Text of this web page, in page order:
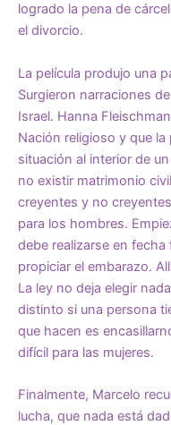
logrado la pena de
el divorcio.
La película produjo una
Surgieron narraciones
Israel. Hanna
Nación religioso y que
situación al interior de
no existir matrimonio
creyentes y no
para los hombres.
debe realizarse en
propiciar el embarazo.
La ley no deja elegir
distinto si una persona
que hacen es
difícil para las mujeres.
Finalmente, Marcelo
lucha, que nada está